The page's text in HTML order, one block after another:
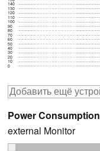
0
10
20
30
40
50
60
70
80
90
100
110
120
130
140
Power Consumption
external Monitor